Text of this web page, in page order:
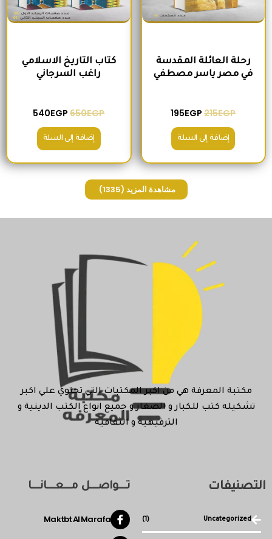
رحلة العائلة المقدسة
في مصر ياسر مصطفي
215EGP
195EGP
إضافة إلى السلة
كتاب التاريخ الاسلامي
راغب السرجاني
650EGP
540EGP
إضافة إلى السلة
مشاهدة المزيد (1335)
مكتبة المعرفة هي من اكبر المكتبات التي تحتوي علي اكبر
تشكيله كتب للكبار و الصغار و جميع انواع الكتب الدينية و
الترفيهية و الثقافية
التصنيفات
Uncategorized
(1)
تـــواصـــل مـــعـــانـــا
Maktbt Al Marafa